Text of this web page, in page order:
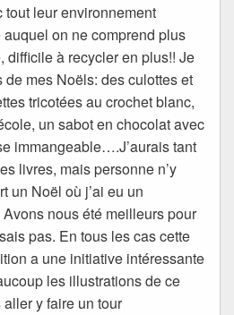
tout leur environnement
auquel on ne comprend plus
difficile à recycler en plus!! Je
de mes Noëls: des culottes et
tricotées au crochet blanc,
un sabot en chocolat avec
immangeable….J’aurais tant
livres, mais personne n’y
un Noël où j’ai eu un
nous été meilleurs pour
pas. En tous les cas cette
a une initiative intéressante
les illustrations de ce
y faire un tour